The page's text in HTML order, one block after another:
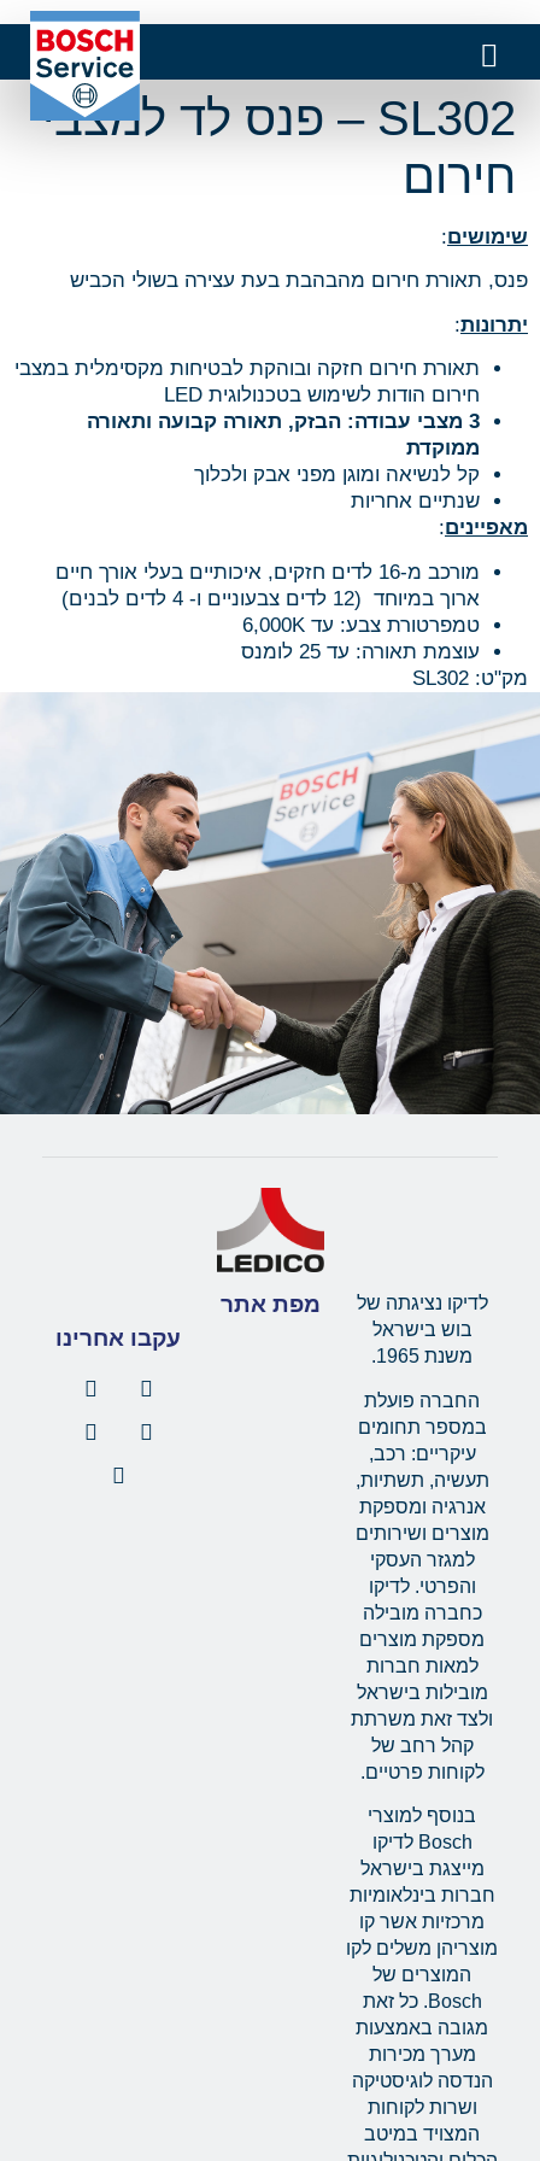
SL302 – פנס לד למצבי
חירום
שימושים:
פנס, תאורת חירום מהבהבת בעת עצירה בשולי הכביש
יתרונות:
תאורת חירום חזקה ובוהקת לבטיחות מקסימלית במצבי
חירום הודות לשימוש בטכנולוגית LED
3 מצבי עבודה: הבזק, תאורה קבועה ותאורה
ממוקדת
קל לנשיאה ומוגן מפני אבק ולכלוך
שנתיים אחריות
מאפיינים:
מורכב מ-16 לדים חזקים, איכותיים בעלי אורך חיים
ארוך במיוחד (12 לדים צבעוניים ו- 4 לדים לבנים)
טמפרטורת צבע: עד 6,000K
עוצמת תאורה: עד 25 לומנס
מק"ט: SL302
לדיקו נציגתה של
בוש בישראל
משנת 1965.
החברה פועלת
במספר תחומים
עיקריים: רכב,
תעשיה, תשתיות,
אנרגיה ומספקת
מוצרים ושירותים
למגזר העסקי
והפרטי. לדיקו
כחברה מובילה
מספקת מוצרים
למאות חברות
מובילות בישראל
ולצד זאת משרתת
קהל רחב של
לקוחות פרטיים.
בנוסף למוצרי
Bosch לדיקו
מייצגת בישראל
חברות בינלאומיות
מרכזיות אשר קו
מוצריהן משלים לקו
המוצרים של
Bosch. כל זאת
מגובה באמצעות
מערך מכירות
הנדסה לוגיסטיקה
ושרות לקוחות
המצויד במיטב
מפת אתר
עקבו אחרינו